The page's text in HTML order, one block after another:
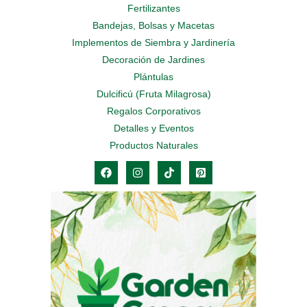
Fertilizantes
Bandejas, Bolsas y Macetas
Implementos de Siembra y Jardinería
Decoración de Jardines
Plántulas
Dulcificú (Fruta Milagrosa)
Regalos Corporativos
Detalles y Eventos
Productos Naturales